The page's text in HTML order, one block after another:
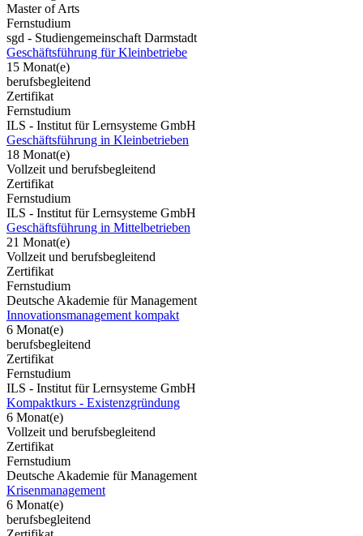
Master of Arts
Fernstudium
sgd - Studiengemeinschaft Darmstadt
Geschäftsführung für Kleinbetriebe
15 Monat(e)
berufsbegleitend
Zertifikat
Fernstudium
ILS - Institut für Lernsysteme GmbH
Geschäftsführung in Kleinbetrieben
18 Monat(e)
Vollzeit und berufsbegleitend
Zertifikat
Fernstudium
ILS - Institut für Lernsysteme GmbH
Geschäftsführung in Mittelbetrieben
21 Monat(e)
Vollzeit und berufsbegleitend
Zertifikat
Fernstudium
Deutsche Akademie für Management
Innovationsmanagement kompakt
6 Monat(e)
berufsbegleitend
Zertifikat
Fernstudium
ILS - Institut für Lernsysteme GmbH
Kompaktkurs - Existenzgründung
6 Monat(e)
Vollzeit und berufsbegleitend
Zertifikat
Fernstudium
Deutsche Akademie für Management
Krisenmanagement
6 Monat(e)
berufsbegleitend